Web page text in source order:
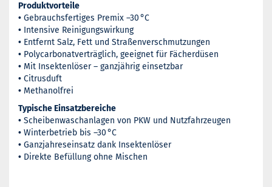
Produktvorteile
• Gebrauchsfertiges Premix –30 °C
• Intensive Reinigungswirkung
• Entfernt Salz, Fett und Straßenverschmutzungen
• Polycarbonatverträglich, geeignet für Fächerdüsen
• Mit Insektenlöser – ganzjährig einsetzbar
• Citrusduft
• Methanolfrei
Typische Einsatzbereiche
• Scheibenwaschanlagen von PKW und Nutzfahrzeugen
• Winterbetrieb bis –30 °C
• Ganzjahreseinsatz dank Insektenlöser
• Direkte Befüllung ohne Mischen